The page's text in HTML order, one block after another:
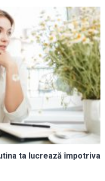
ta lucrează împotriva